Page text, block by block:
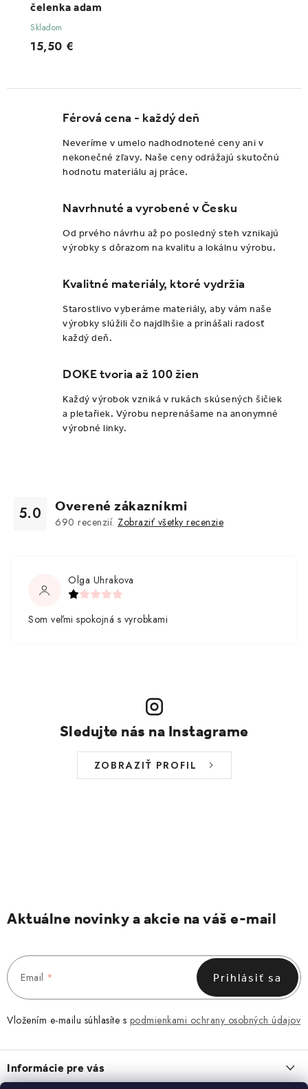
Férová cena - každý deň
Neveríme v umelo nadhodnotené ceny ani v
nekonečné zľavy. Naše ceny odrážajú skutočnú
hodnotu materiálu aj práce.
Navrhnuté a vyrobené v Česku
Od prvého návrhu až po posledný steh vznikajú
výrobky s dôrazom na kvalitu a lokálnu výrobu.
Kvalitné materiály, ktoré vydržia
Starostlivo vyberáme materiály, aby vám naše
výrobky slúžili čo najdlhšie a prinášali radosť
každý deň.
DOKE tvoria až 100 žien
Každý výrobok vzniká v rukách skúsených šičiek
a pletařiek. Výrobu neprenášame na anonymné
výrobné linky.
čelenka adam
Skladom
15,50 €
5.0 Overené zákazníkmi
690 recenzií. Zobraziť všetky recenzie
Olga Uhrakova
Som veľmi spokojná s vyrobkami
Sledujte nás na Instagrame
ZOBRAZIŤ PROFIL
Aktuálne novinky a akcie na váš e-mail
Email
Vložením e-mailu súhlasíte s podmienkami ochrany osobných údajov
Prihlásiť sa
á
pInformácie pre vás